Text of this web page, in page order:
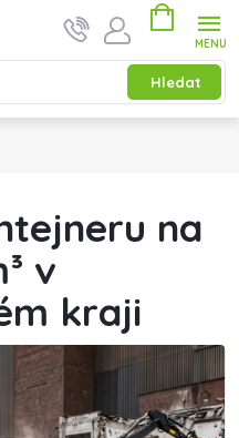
Hledat
Nákupní
na
v
kraji